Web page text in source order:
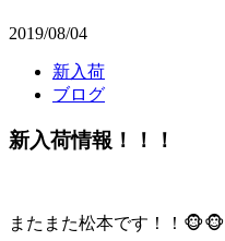
2019/08/04
新入荷
ブログ
新入荷情報！！！
またまた松本です！！🐵🐵